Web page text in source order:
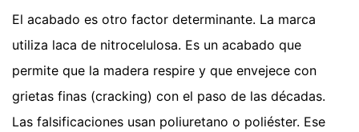
El acabado es otro factor determinante. La marca
utiliza laca de nitrocelulosa. Es un acabado que
permite que la madera respire y que envejece con
grietas finas (cracking) con el paso de las décadas.
Las falsificaciones usan poliuretano o poliéster. Ese